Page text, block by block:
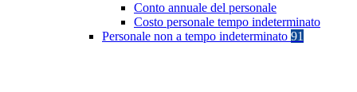
Conto annuale del personale
Costo personale tempo indeterminato
Personale non a tempo indeterminato 91